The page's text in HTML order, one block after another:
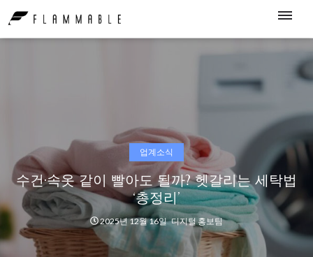
업계소식
수건·속옷 같이 빨아도 될까? 헷갈리는 세탁법
‘총정리’
2025년 12월 16일 디지털 홍보팀